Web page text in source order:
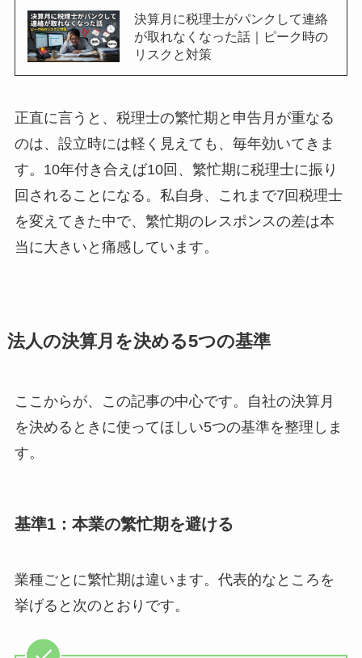
決算月に税理士がパンクして連絡
が取れなくなった話｜ピーク時の
リスクと対策
正直に言うと、税理士の繁忙期と申告月が重なる
のは、設立時には軽く見えても、毎年効いてきま
す。10年付き合えば10回、繁忙期に税理士に振り
回されることになる。私自身、これまで7回税理士
を変えてきた中で、繁忙期のレスポンスの差は本
当に大きいと痛感しています。
法人の決算月を決める5つの基準
ここからが、この記事の中心です。自社の決算月
を決めるときに使ってほしい5つの基準を整理しま
す。
基準1：本業の繁忙期を避ける
業種ごとに繁忙期は違います。代表的なところを
挙げると次のとおりです。